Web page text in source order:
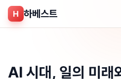
H 하베스트
AI 시대, 일의 미래